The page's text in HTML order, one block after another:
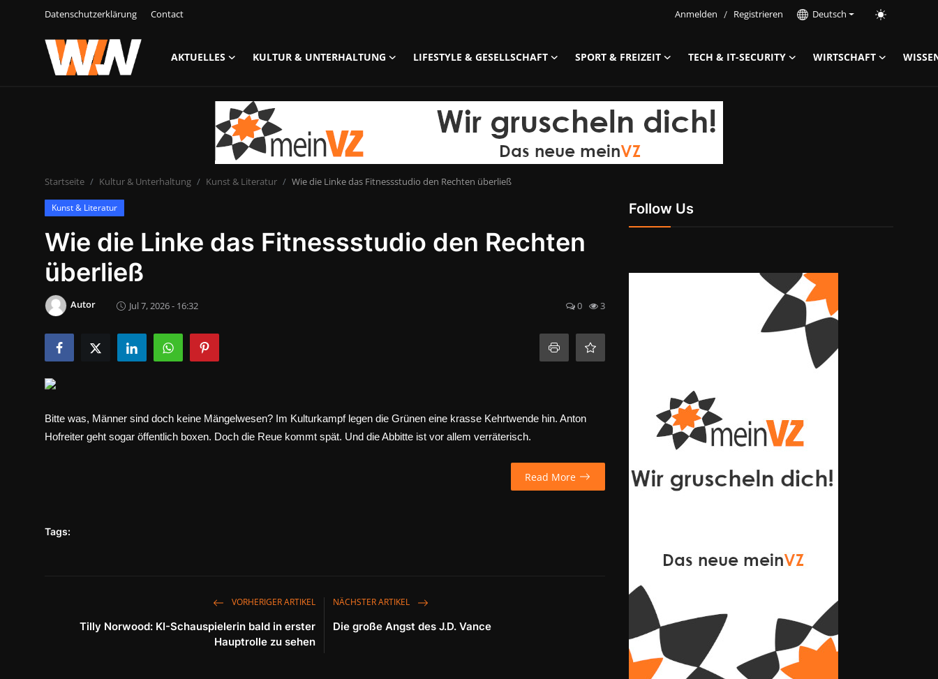
Datenschutzerklärung Contact Anmelden / Registrieren Deutsch
AKTUELLES KULTUR & UNTERHALTUNG LIFESTYLE & GESELLSCHAFT SPORT & FREIZEIT TECH & IT-SECURITY WIRTSCHAFT
Lifestyle & Gesellschaft
Sport & Freizeit
Tech & IT-Security
Wirtschaft
Wissenschaft & Gesundheit
Deutsch
Startseite Kultur & Unterhaltung Kunst & Literatur Wie die Linke das Fitnessstudio den Rechten überließ
Kunst & Literatur
Wie die Linke das Fitnessstudio den Rechten
überließ
Autor Jul 7, 2026 - 16:32 0 3
Bitte was, Männer sind doch keine Mängelwesen? Im Kulturkampf legen die Grünen eine krasse Kehrtwende hin. Anton
Hofreiter geht sogar öffentlich boxen. Doch die Reue kommt spät. Und die Abbitte ist vor allem verräterisch.
Read More
Tags:
VORHERIGER ARTIKEL
Tilly Norwood: KI-Schauspielerin bald in erster
Hauptrolle zu sehen
NÄCHSTER ARTIKEL
Die große Angst des J.D. Vance
Follow Us